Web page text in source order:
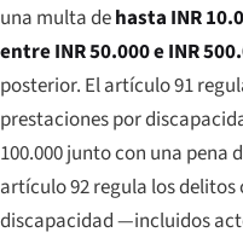
una multa dehasta INR
entre INR 50.000 e INR
posterior. El artículo 91
prestaciones por
100.000 junto con una pena
artículo 92 regula los
discapacidad —incluidos